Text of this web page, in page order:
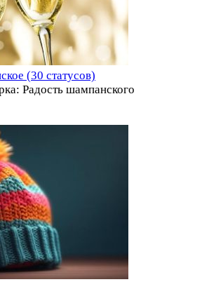
(30 статусов)
Радость шампанского